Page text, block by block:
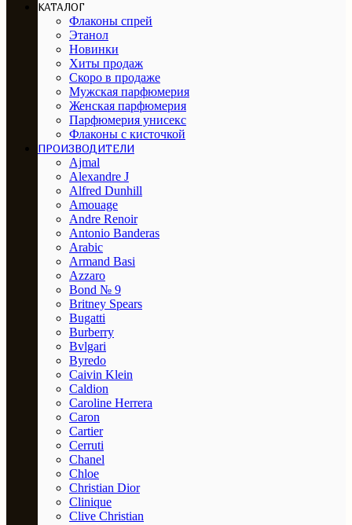
КАТАЛОГ
Флаконы спрей
Этанол
Новинки
Хиты продаж
Скоро в продаже
Мужская парфюмерия
Женская парфюмерия
Парфюмерия унисекс
Флаконы с кисточкой
ПРОИЗВОДИТЕЛИ
Ajmal
Alexandre J
Alfred Dunhill
Amouage
Andre Renoir
Antonio Banderas
Arabic
Armand Basi
Azzaro
Bond № 9
Britney Spears
Bugatti
Burberry
Bvlgari
Byredo
Caivin Klein
Caldion
Caroline Herrera
Caron
Cartier
Cerruti
Chanel
Chloe
Christian Dior
Clinique
Clive Christian